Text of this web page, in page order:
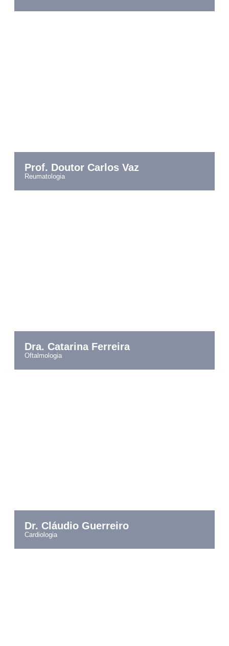
Prof. Doutor Carlos Vaz
reumatologia
Dra. Catarina Ferreira
oftalmologia
Dr. Cláudio Guerreiro
cardiologia